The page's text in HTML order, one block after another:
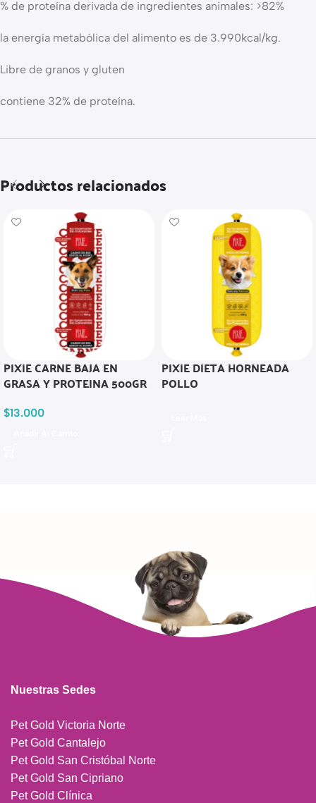
% de proteína derivada de ingredientes animales: >82%
la energía metabólica del alimento es de 3.990kcal/kg.
Libre de granos y gluten
contiene 32% de proteína.
Productos relacionados
PIXIE CARNE BAJA EN
GRASA Y PROTEINA 500GR
$13.000
PIXIE DIETA HORNEADA
POLLO
Nuestras Sedes
Pet Gold Victoria Norte
Pet Gold Cantalejo
Pet Gold San Cristóbal Norte
Pet Gold San Cipriano
Pet Gold Clínica